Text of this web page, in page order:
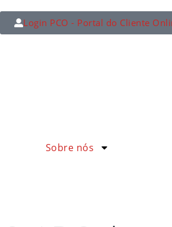
Login PCO - Portal do Cliente
Sobre nós